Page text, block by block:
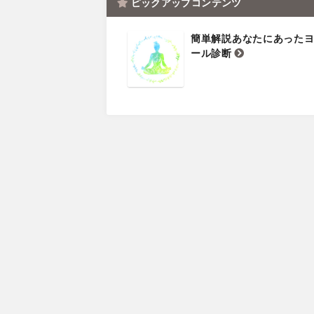
ピックアップコンテンツ
簡単解説あなたにあった
ール診断